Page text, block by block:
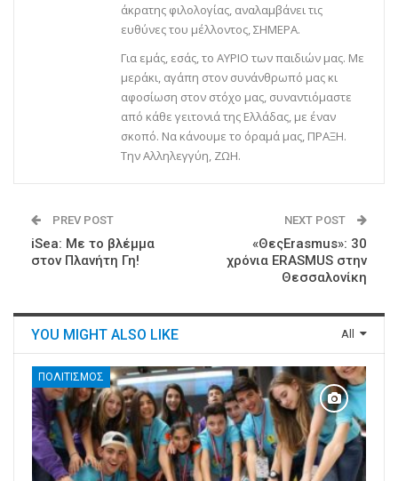
άκρατης φιλολογίας, αναλαμβάνει τις
ευθύνες του μέλλοντος, ΣΗΜΕΡΑ.
Για εμάς, εσάς, το ΑΥΡΙΟ των παιδιών μας. Με
μεράκι, αγάπη στον συνάνθρωπό μας κι
αφοσίωση στον στόχο μας, συναντιόμαστε
από κάθε γειτονιά της Ελλάδας, με έναν
σκοπό. Να κάνουμε το όραμά μας, ΠΡΑΞΗ.
Την Αλληλεγγύη, ΖΩΗ.
PREV POST
iSea: Με το βλέμμα
στον Πλανήτη Γη!
NEXT POST
«ΘεςErasmus»: 30
χρόνια ERASMUS στην
Θεσσαλονίκη
All
YOU MIGHT ALSO LIKE
ΠΟΛΙΤΙΣΜΌΣ